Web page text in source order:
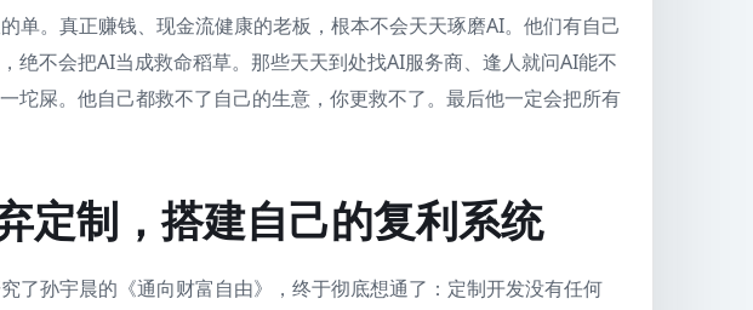
单。真正赚钱、现金流健康的老板，根本不会天天琢磨AI。他们有自己
绝不会把AI当成救命稻草。那些天天到处找AI服务商、逢人就问AI能不
坨屎。他自己都救不了自己的生意，你更救不了。最后他一定会把所有
定制，搭建自己的复利系统
了孙宇晨的《通向财富自由》，终于彻底想通了：定制开发没有任何